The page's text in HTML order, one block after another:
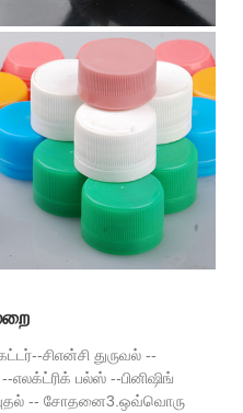
சிஎன்சி துருவல் --
எலக்ட்ரிக் பல்ஸ் --பினிஷிங்
-- சோதனை3.ஒவ்வொரு